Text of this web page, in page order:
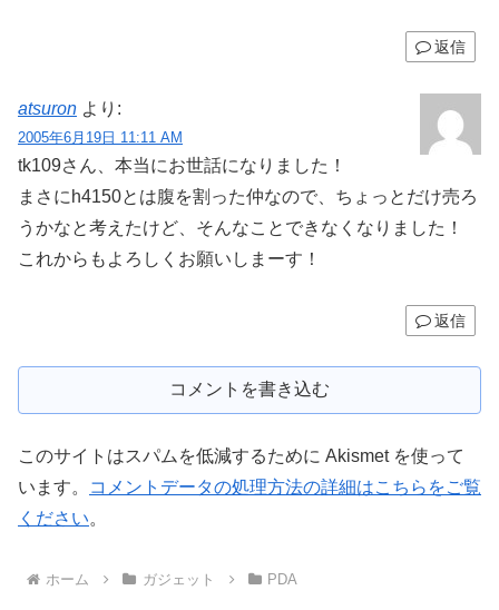
返信
atsuron より:
2005年6月19日 11:11 AM
tk109さん、本当にお世話になりました！
まさにh4150とは腹を割った仲なので、ちょっとだけ売ろ
うかなと考えたけど、そんなことできなくなりました！
これからもよろしくお願いしまーす！
返信
コメントを書き込む
このサイトはスパムを低減するために Akismet を使って
います。
コメントデータの処理方法の詳細はこちらをご覧
ください。
ホーム ガジェット PDA